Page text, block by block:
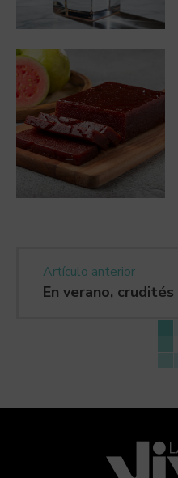
Artículo anterior
En verano, crudités